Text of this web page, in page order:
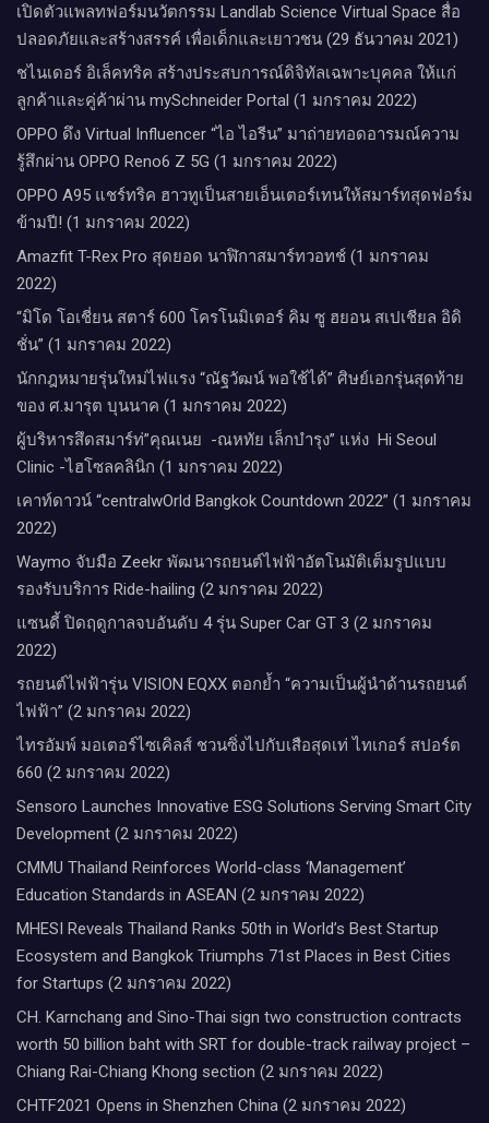
เปิดตัวแพลทฟอร์มนวัตกรรม Landlab Science Virtual Space สื่อ
ปลอดภัยและสร้างสรรค์ เพื่อเด็กและเยาวชน (29 ธันวาคม 2021)
ชไนเดอร์ อิเล็คทริค สร้างประสบการณ์ดิจิทัลเฉพาะบุคคล ให้แก่
ลูกค้าและคู่ค้าผ่าน mySchneider Portal (1 มกราคม 2022)
OPPO ดึง Virtual Influencer “ไอ ไอรีน” มาถ่ายทอดอารมณ์ความ
รู้สึกผ่าน OPPO Reno6 Z 5G (1 มกราคม 2022)
OPPO A95 แชร์ทริค ฮาวทูเป็นสายเอ็นเตอร์เทนให้สมาร์ทสุดฟอร์ม
ข้ามปี! (1 มกราคม 2022)
Amazfit T-Rex Pro สุดยอด นาฬิกาสมาร์ทวอทช์ (1 มกราคม
2022)
“มิโด โอเชี่ยน สตาร์ 600 โครโนมิเตอร์ คิม ซู ฮยอน สเปเชียล อิดิ
ชั่น” (1 มกราคม 2022)
นักกฎหมายรุ่นใหม่ไฟแรง “ณัฐวัฒน์ พอใช้ได้” ศิษย์เอกรุ่นสุดท้าย
ของ ศ.มารุต บุนนาค (1 มกราคม 2022)
ผู้บริหารสึดสมาร์ท่”คุณเนย -ณหทัย เล็กบำรุง” แห่ง Hi Seoul
Clinic -ไฮโซลคลินิก (1 มกราคม 2022)
เคาท์ดาวน์​ “centralwOrld Bangkok Countdown 2022” (1 มกราคม
2022)
Waymo จับมือ Zeekr พัฒนารถยนต์ไฟฟ้าอัตโนมัติเต็มรูปแบบ
รองรับบริการ Ride-hailing (2 มกราคม 2022)
แซนดี้ ปิดฤดูกาลจบอันดับ 4 รุ่น Super Car GT 3 (2 มกราคม
2022)
รถยนต์ไฟฟ้ารุ่น VISION EQXX ตอกย้ำ “ความเป็นผู้นำด้านรถยนต์
ไฟฟ้า” (2 มกราคม 2022)
ไทรอัมพ์ มอเตอร์ไซเคิลส์ ชวนซิ่งไปกับเสือสุดเท่ ไทเกอร์ สปอร์ต
660 (2 มกราคม 2022)
Sensoro Launches Innovative ESG Solutions Serving Smart City
Development (2 มกราคม 2022)
CMMU Thailand Reinforces World-class ‘Management’
Education Standards in ASEAN (2 มกราคม 2022)
MHESI Reveals Thailand Ranks 50th in World’s Best Startup
Ecosystem and Bangkok Triumphs 71st Places in Best Cities
for Startups (2 มกราคม 2022)
CH. Karnchang and Sino-Thai sign two construction contracts
worth 50 billion baht with SRT for double-track railway project –
Chiang Rai-Chiang Khong section (2 มกราคม 2022)
CHTF2021 Opens in Shenzhen China (2 มกราคม 2022)